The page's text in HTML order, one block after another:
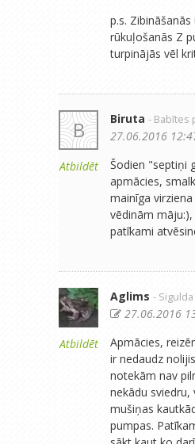
p.s.
rūkuļošanās Z
turpinājās vēl
B
Atbildēt
Biruta - Babītes
27.06.2016
Šodien "septiņi
apmācies,
mainīga
vēdinām
patīkami
Atbildēt
Aglims - Sigulda
27.06.2016
Apmācies,
ir nedaudz
notekām nav
nekādu sviedru,
mušiņas
pumpas.